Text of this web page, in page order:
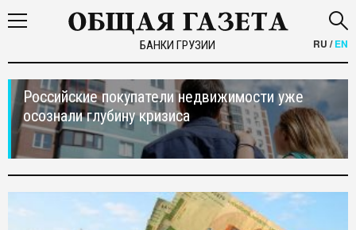
БАНКИ ГРУЗИИ RU /EN
Российские покупатели недвижимости уже
осознали глубину кризиса